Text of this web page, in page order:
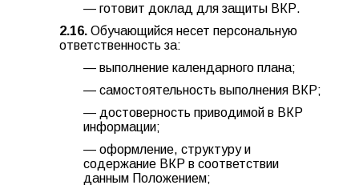
— готовит доклад для защиты ВКР.
2.16. Обучающийся несет персональную
ответственность за:
— выполнение календарного плана;
— самостоятельность выполнения ВКР;
— достоверность приводимой в ВКР
информации;
— оформление, структуру и
содержание ВКР в соответствии
данным Положением;